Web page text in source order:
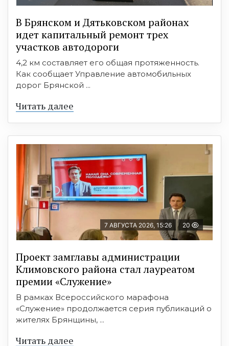
В Брянском и Дятьковском районах
идет капитальный ремонт трех
участков автодороги
4,2 км составляет его общая протяженность.
Как сообщает Управление автомобильных
дорог Брянской ...
Читать далее
7 АВГУСТА 2026, 15:26 20
Проект замглавы администрации
Климовского района стал лауреатом
премии «Служение»
В рамках Всероссийского марафона
«Служение» продолжается серия публикаций о
жителях Брянщины, ...
Читать далее